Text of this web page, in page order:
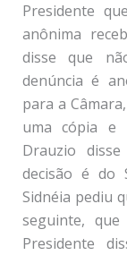
Presidente
anônima
disse que
denúncia é
para a
uma cópia e
Drauzio
decisão é do
Sidnéia pediu
seguinte,
Presidente